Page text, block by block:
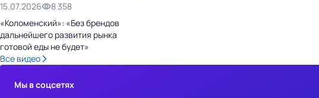
15.07.2026
8 358
«Коломенский»: «Без брендов
дальнейшего развития рынка
готовой еды не будет»
Все видео
Мы в соцсетях